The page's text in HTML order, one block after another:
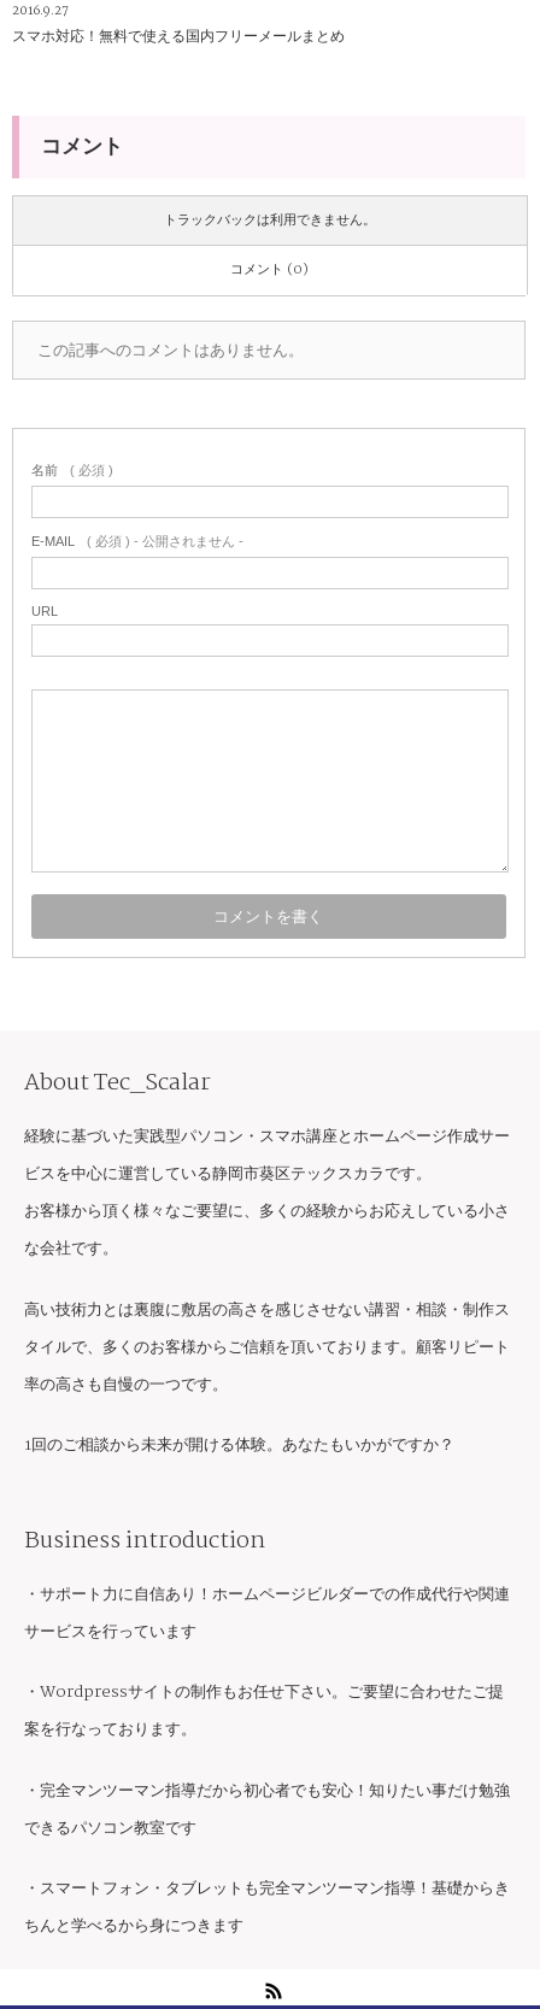
2016.9.27
スマホ対応！無料で使える国内フリーメールまとめ
コメント
トラックバックは利用できません。
コメント (0)
この記事へのコメントはありません。
名前 ( 必須 )
E-MAIL ( 必須 ) - 公開されません -
URL
About Tec_Scalar
経験に基づいた実践型パソコン・スマホ講座とホームページ作成サー
ビスを中心に運営している静岡市葵区テックスカラです。
お客様から頂く様々なご要望に、多くの経験からお応えしている小さ
な会社です。
高い技術力とは裏腹に敷居の高さを感じさせない講習・相談・制作ス
タイルで、多くのお客様からご信頼を頂いております。顧客リピート
率の高さも自慢の一つです。
1回のご相談から未来が開ける体験。あなたもいかがですか？
Business introduction
・サポート力に自信あり！ホームページビルダーでの作成代行や関連
サービスを行っています
・Wordpressサイトの制作もお任せ下さい。ご要望に合わせたご提
案を行なっております。
・完全マンツーマン指導だから初心者でも安心！知りたい事だけ勉強
できるパソコン教室です
・スマートフォン・タブレットも完全マンツーマン指導！基礎からき
ちんと学べるから身につきます